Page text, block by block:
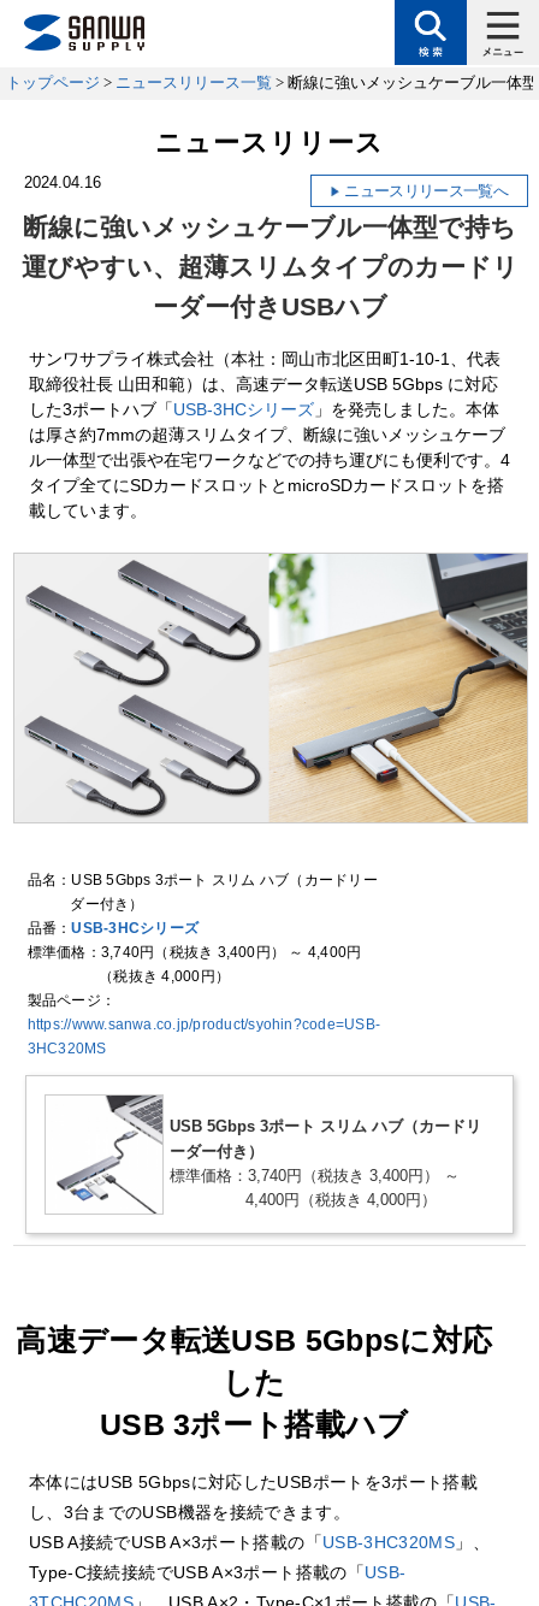
トップページ > ニュースリリース一覧 > 断線に強いメッシュケーブル一体
ニュースリリース
2024.04.16 ニュースリリース一覧へ
断線に強いメッシュケーブル一体型で持ち
運びやすい、 超薄スリムタイプのカードリ
ーダー付きUSBハブ
サンワサプライ株式会社（本社：岡山市北区田町1-10-1、代表
取締役社長 山田和範）は、高速データ転送USB 5Gbps に対応
した3ポートハブ「USB-3HCシリーズ」を発売しました。本体
は厚さ約7mmの超薄スリムタイプ、断線に強いメッシュケーブ
ル一体型で出張や在宅ワークなどでの持ち運びにも便利です。4
タイプ全てにSDカードスロットとmicroSDカードスロットを搭
載しています。
品名：USB 5Gbps 3ポート スリム ハブ（カードリー
ダー付き）
品番：USB-3HCシリーズ
標準価格：3,740円
（税抜き 3,400円）
～ 4,400円
（税抜き 4,000円）
製品ページ：
https://www.sanwa.co.jp/product/syohin?code=USB-
3HC320MS
USB 5Gbps 3ポート スリム ハブ（カードリ
ーダー付き）
標準価格：3,740円 （税抜き 3,400円）
～
4,400円
（税抜き 4,000円）
高速データ転送USB 5Gbpsに対応
した
USB 3ポート搭載ハブ
本体にはUSB 5Gbpsに対応したUSBポートを3ポート搭載
し、3台までのUSB機器を接続できます。
USB A接続でUSB A×3ポート搭載の「USB-3HC320MS 」、
Type-C接続接続でUSB A×3ポート搭載の「USB-
3TCHC20MS 」、USB A×2・Type-C×1ポート搭載の「USB-